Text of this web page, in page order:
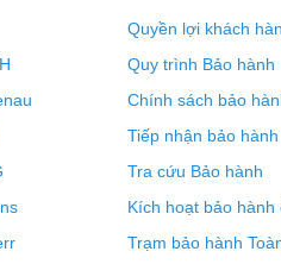
Quyền lợi khách
Quy trình Bảo hành
Chính sách bảo
Tiếp nhận bảo hành
Tra cứu Bảo hành
Kích hoạt bảo hành
Trạm bảo hành